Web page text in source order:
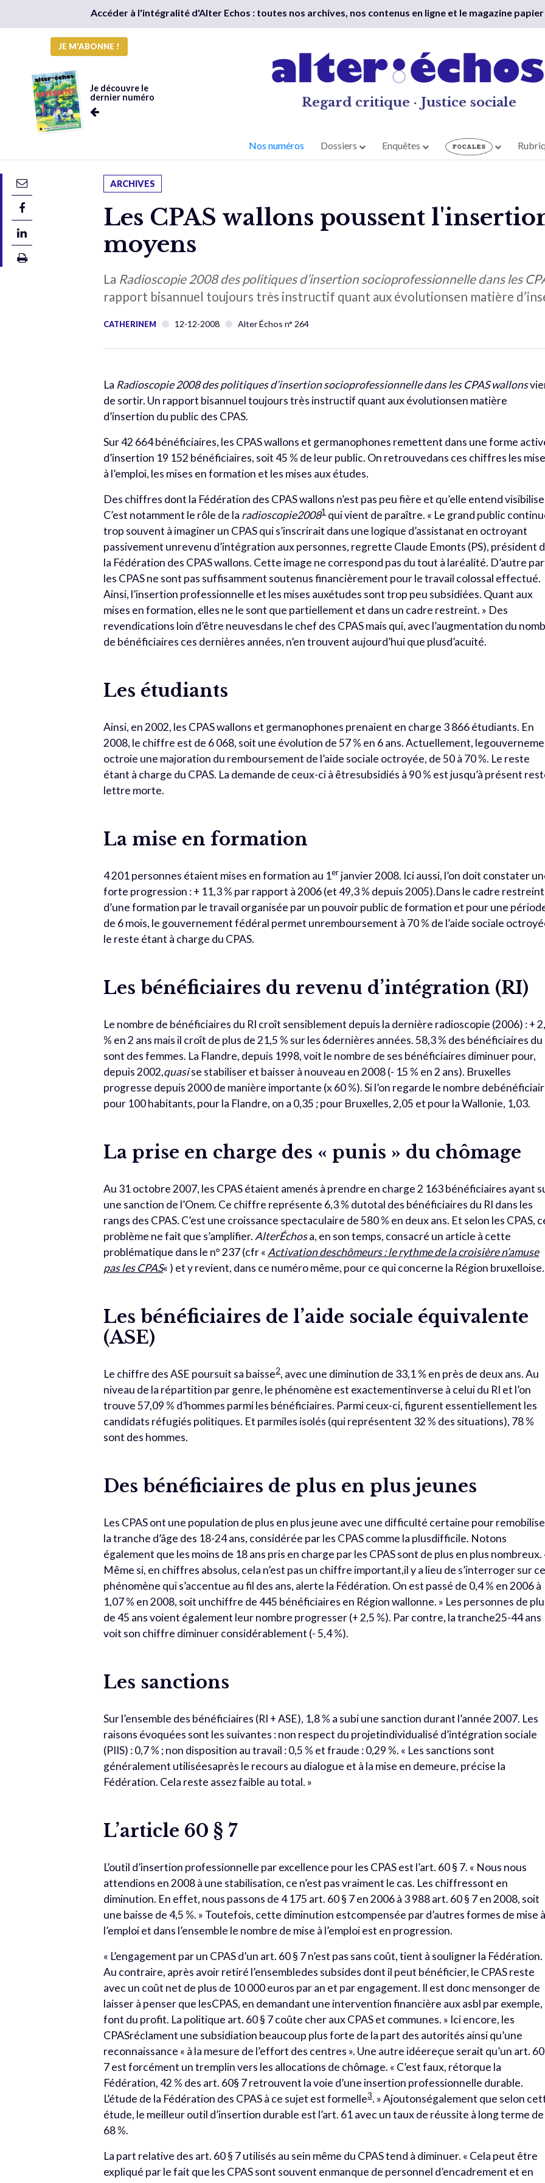
Accéder à l'intégralité d'Alter Echos : toutes nos archives, nos contenus en ligne et le magazine papier
JE M'ABONNE !
Je découvre le
dernier numéro
Regard critique · Justice sociale
Nos numéros Dossiers Enquêtes
ARCHIVES
Les CPAS wallons poussent
moyens
La Radioscopie 2008 des politiques d’insertion socioprofessionnelle dans les
rapport bisannuel toujours très instructif quant aux évolutionsen matière
CATHERINEM 12-12-2008 Alter Échos n° 264
La Radioscopie 2008 des politiques d’insertion socioprofessionnelle dans les CPAS wallons
de sortir. Un rapport bisannuel toujours très instructif quant aux évolutionsen matière
d’insertion du public des CPAS.
Sur 42 664 bénéficiaires, les CPAS wallons et germanophones remettent dans une forme
d’insertion 19 152 bénéficiaires, soit 45 % de leur public. On retrouvedans ces chiffres les
à l’emploi, les mises en formation et les mises aux études.
Des chiffres dont la Fédération des CPAS wallons n’est pas peu fière et qu’elle entend
C’est notamment le rôle de la radioscopie20081qui vient de paraître. « Le grand public
trop souvent à imaginer un CPAS qui s’inscrirait dans une logique d’assistanat en octroyant
passivement unrevenu d’intégration aux personnes, regrette Claude Emonts (PS), président
la Fédération des CPAS wallons. Cette image ne correspond pas du tout à laréalité. D’autre
les CPAS ne sont pas suffisamment soutenus financièrement pour le travail colossal effectué.
Ainsi, l’insertion professionnelle et les mises auxétudes sont trop peu subsidiées. Quant aux
mises en formation, elles ne le sont que partiellement et dans un cadre restreint. » Des
revendications loin d’être neuvesdans le chef des CPAS mais qui, avec l’augmentation du
de bénéficiaires ces dernières années, n’en trouvent aujourd’hui que plusd’acuité.
Les étudiants
Ainsi, en 2002, les CPAS wallons et germanophones prenaient en charge 3 866 étudiants. En
2008, le chiffre est de 6 068, soit une évolution de 57 % en 6 ans. Actuellement,
octroie une majoration du remboursement de l’aide sociale octroyée, de 50 à 70 %. Le reste
étant à charge du CPAS. La demande de ceux-ci à êtresubsidiés à 90 % est jusqu’à présent
lettre morte.
La mise en formation
4 201 personnes étaient mises en formation au 1er janvier 2008. Ici aussi, l’on doit constater
forte progression : + 11,3 % par rapport à 2006 (et 49,3 % depuis 2005).Dans le cadre restreint
d’une formation par le travail organisée par un pouvoir public de formation et pour une
de 6 mois, le gouvernement fédéral permet unremboursement à 70 % de l’aide sociale
le reste étant à charge du CPAS.
Les bénéficiaires du revenu d’intégration (RI)
Le nombre de bénéficiaires du RI croît sensiblement depuis la dernière radioscopie (2006) : +
% en 2 ans mais il croît de plus de 21,5 % sur les 6dernières années. 58,3 % des bénéficiaires du
sont des femmes. La Flandre, depuis 1998, voit le nombre de ses bénéficiaires diminuer pour,
depuis 2002,quasise stabiliser et baisser à nouveau en 2008 (- 15 % en 2 ans). Bruxelles
progresse depuis 2000 de manière importante (x 60 %). Si l’on regarde le nombre
pour 100 habitants, pour la Flandre, on a 0,35 ; pour Bruxelles, 2,05 et pour la Wallonie, 1,03.
La prise en charge des « punis » du chômage
Au 31 octobre 2007, les CPAS étaient amenés à prendre en charge 2 163 bénéficiaires ayant
une sanction de l’Onem. Ce chiffre représente 6,3 % dutotal des bénéficiaires du RI dans les
rangs des CPAS. C’est une croissance spectaculaire de 580 % en deux ans. Et selon les CPAS,
problème ne fait que s’amplifier. AlterÉchosa, en son temps, consacré un article à cette
problématique dans le n° 237 (cfr « Activation deschômeurs : le rythme de la croisière n’amuse
pas les CPAS« ) et y revient, dans ce numéro même, pour ce qui concerne la Région bruxelloise.
Les bénéficiaires de l’aide sociale équivalente
(ASE)
Le chiffre des ASE poursuit sa baisse2, avec une diminution de 33,1 % en près de deux ans. Au
niveau de la répartition par genre, le phénomène est exactementinverse à celui du RI et l’on
trouve 57,09 % d’hommes parmi les bénéficiaires. Parmi ceux-ci, figurent essentiellement les
candidats réfugiés politiques. Et parmiles isolés (qui représentent 32 % des situations), 78 %
sont des hommes.
Des bénéficiaires de plus en plus jeunes
Les CPAS ont une population de plus en plus jeune avec une difficulté certaine pour
la tranche d’âge des 18-24 ans, considérée par les CPAS comme la plusdifficile. Notons
également que les moins de 18 ans pris en charge par les CPAS sont de plus en plus nombreux.
Même si, en chiffres absolus, cela n’est pas un chiffre important,il y a lieu de s’interroger sur ce
phénomène qui s’accentue au fil des ans, alerte la Fédération. On est passé de 0,4 % en 2006 à
1,07 % en 2008, soit unchiffre de 445 bénéficiaires en Région wallonne. » Les personnes de
de 45 ans voient également leur nombre progresser (+ 2,5 %). Par contre, la tranche25-44 ans
voit son chiffre diminuer considérablement (- 5,4 %).
Les sanctions
Sur l’ensemble des bénéficiaires (RI + ASE), 1,8 % a subi une sanction durant l’année 2007. Les
raisons évoquées sont les suivantes : non respect du projetindividualisé d’intégration sociale
(PIIS) : 0,7 % ; non disposition au travail : 0,5 % et fraude : 0,29 %. « Les sanctions sont
généralement utiliséesaprès le recours au dialogue et à la mise en demeure, précise la
Fédération. Cela reste assez faible au total. »
L’article 60 § 7
L’outil d’insertion professionnelle par excellence pour les CPAS est l’art. 60 § 7. « Nous nous
attendions en 2008 à une stabilisation, ce n’est pas vraiment le cas. Les chiffressont en
diminution. En effet, nous passons de 4 175 art. 60 § 7 en 2006 à 3 988 art. 60 § 7 en 2008, soit
une baisse de 4,5 %. » Toutefois, cette diminution estcompensée par d’autres formes de mise à
l’emploi et dans l’ensemble le nombre de mise à l’emploi est en progression.
« L’engagement par un CPAS d’un art. 60 § 7 n’est pas sans coût, tient à souligner la Fédération.
Au contraire, après avoir retiré l’ensembledes subsides dont il peut bénéficier, le CPAS reste
avec un coût net de plus de 10 000 euros par an et par engagement. Il est donc mensonger de
laisser à penser que lesCPAS, en demandant une intervention financière aux asbl par exemple,
font du profit. La politique art. 60 § 7 coûte cher aux CPAS et communes. » Ici encore, les
CPASréclament une subsidiation beaucoup plus forte de la part des autorités ainsi qu’une
reconnaissance « à la mesure de l’effort des centres ». Une autre idéereçue serait qu’un art. 60
7 est forcément un tremplin vers les allocations de chômage. « C’est faux, rétorque la
Fédération, 42 % des art. 60§ 7 retrouvent la voie d’une insertion professionnelle durable.
L’étude de la Fédération des CPAS à ce sujet est formelle3. » Ajoutonségalement que selon
étude, le meilleur outil d’insertion durable est l’art. 61 avec un taux de réussite à long terme de
68 %.
La part relative des art. 60 § 7 utilisés au sein même du CPAS tend à diminuer. « Cela peut être
expliqué par le fait que les CPAS sont souvent enmanque de personnel d’encadrement et en